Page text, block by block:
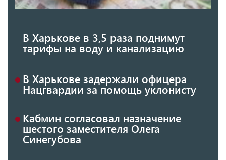
В Харькове в 3,5 раза поднимут
тарифы на воду и канализацию
В Харькове задержали офицера
Нацгвардии за помощь уклонисту
Кабмин согласовал назначение
шестого заместителя Олега
Синегубова